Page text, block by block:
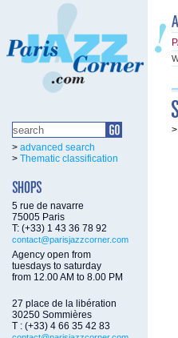
> advanced search
> Thematic classification
5 rue de navarre
75005 Paris
T: (+33) 1 43 36 78 92
contact@parisjazzcorner.com
Agency open from
tuesdays to saturday
from 12.00 AM to 8.00 PM
27 place de la libération
30250 Sommières
T : (+33) 4 66 35 42 83
>